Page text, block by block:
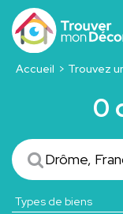
Accueil Trouvez
0